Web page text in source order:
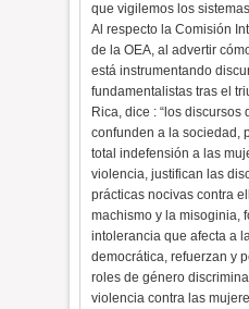
que vigilemos los
Al respecto la Comisión
de la OEA, al advertir
está instrumentando
fundamentalistas tras el
Rica, dice : “los
confunden a la sociedad,
total indefensión a las
violencia, justifican las
prácticas nocivas contra
machismo y la misoginia,
intolerancia que afecta a
democrática, refuerzan y
roles de género
violencia contra las